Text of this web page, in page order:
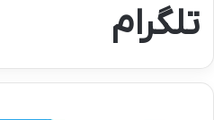
تلگرام